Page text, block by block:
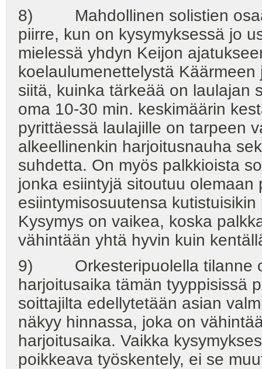
8) Mahdollinen solistien
piirre, kun on kysymyksessä jo
mielessä yhdyn Keijon
koelaulumenettelystä
siitä, kuinka tärkeää on laulajan
oma 10-30 min. keskimäärin
pyrittäessä laulajille on tarpeen
alkeellinenkin harjoitusnauha
suhdetta. On myös palkkioista
jonka esiintyjä sitoutuu
esiintymisosuutensa
Kysymys on vaikea, koska
vähintään yhtä hyvin kuin
9) Orkesteripuolella tilanne
harjoitusaika tämän tyyppisissä
soittajilta edellytetään asian
näkyy hinnassa, joka on
harjoitusaika. Vaikka
poikkeava työskentely, ei se